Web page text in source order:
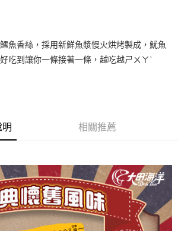
、不需綁卡、不需儲值。
帳流程】
先享後付」後，將跳轉至「AFTEE先享後付」
並確認金額後，即可完成結帳。
將收到繳費通知簡訊。
14天內，點擊此簡訊中的連結，可透過四大超商／
含以上)免運費
含以上)免運費
魚香絲，採用新鮮魚漿慢火烘烤製成，魷魚
吃到讓你一條接著一條，越吃越ㄕㄨㄚˋ
相關推薦